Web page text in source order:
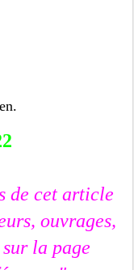
de cet article
ouvrages,
la page